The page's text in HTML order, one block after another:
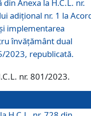
Anexa la H.C.L. nr.
adițional nr. 1 la
implementarea
învățământ dual
2023, republicată.
nr. 801/2023.